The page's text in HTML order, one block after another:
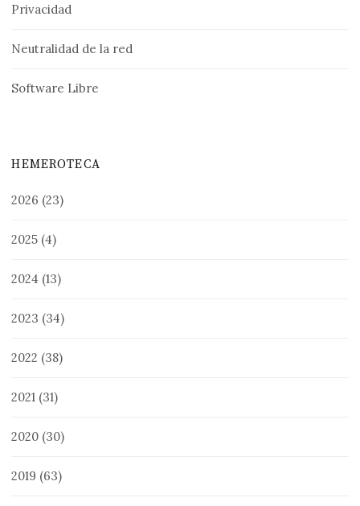
Privacidad
Neutralidad de la red
Software Libre
HEMEROTECA
2026 (23)
2025 (4)
2024 (13)
2023 (34)
2022 (38)
2021 (31)
2020 (30)
2019 (63)